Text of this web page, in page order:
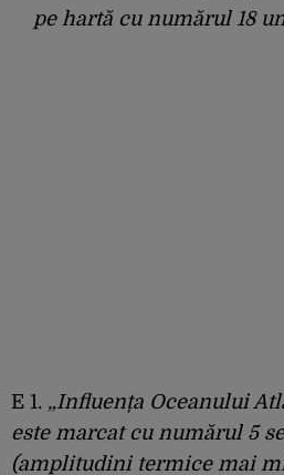
pe hartă cu numărul 18
E 1. „Influența Oceanului
este marcat cu numărul 5
(amplitudini termice mai